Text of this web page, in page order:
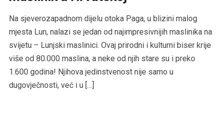
Na sjeverozapadnom dijelu otoka Paga, u blizini malog
mjesta Lun, nalazi se jedan od najimpresivnijih maslinika na
svijetu – Lunjski maslinici. Ovaj prirodni i kulturni biser krije
više od 80.000 maslina, a neke od njih stare su i preko
1.600 godina! Njihova jedinstvenost nije samo u
dugovječnosti, već i u […]